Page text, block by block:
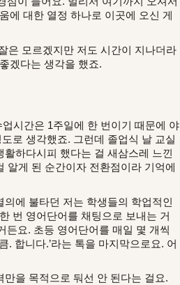
에 대한 열정 하나로 이곳에 오신 게
은 모르겠지만 저도 시간이 지나더라
겠다는 생각을 했죠.
시간은 1주일에 한 번이기 때문에 야
로 생각했죠. 그런데 졸업식 날 교실
하다시피 했다는 걸 새삼스레 느낀
게 된 순간이자 전환점이라 기억에
에 불타던 저는 학생들의 학업적인
번 영어단어를 채팅으로 보내는 거
든요. 초등 영어단어를 매일 몇 개씩
. 합니다.’라는 톡을 마지막으로요. 어
을 목적으로 둬선 안 된다는 걸요.